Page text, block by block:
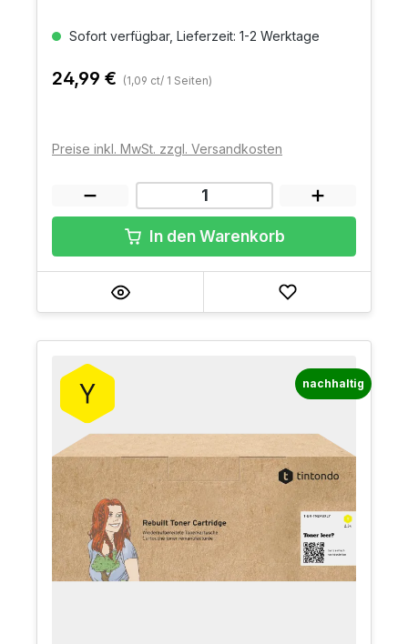
Sofort verfügbar, Lieferzeit: 1-2 Werktage
24,99 € (1,09 ct/ 1 Seiten)
Preise inkl. MwSt. zzgl. Versandkosten
In den Warenkorb
nachhaltig